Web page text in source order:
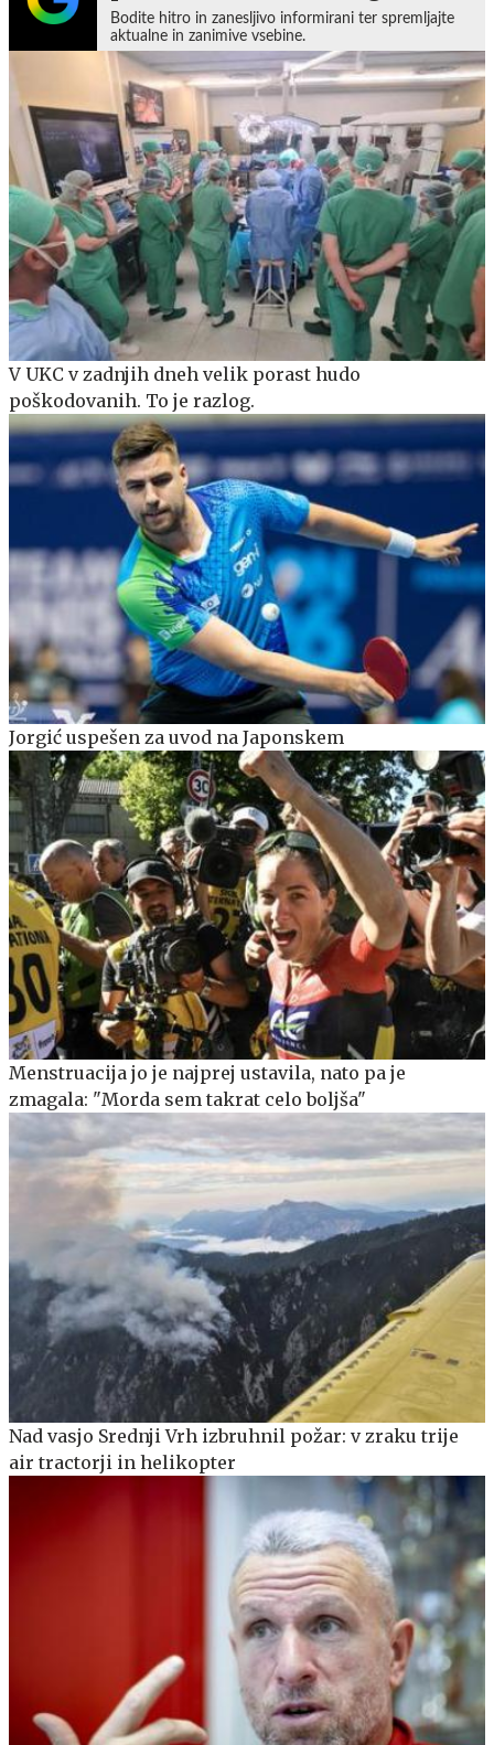
Bodite hitro in zanesljivo informirani ter spremljajte
aktualne in zanimive vsebine.
V UKC v zadnjih dneh velik porast hudo
poškodovanih. To je razlog.
Jorgić uspešen za uvod na Japonskem
Menstruacija jo je najprej ustavila, nato pa je
zmagala: "Morda sem takrat celo boljša"
Nad vasjo Srednji Vrh izbruhnil požar: v zraku trije
air tractorji in helikopter